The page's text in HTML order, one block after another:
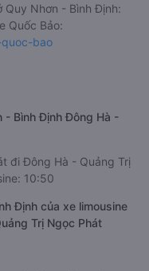
Quy Nhơn - Bình Định:
Quốc Bảo:
bao
- Bình Định Đông Hà -
đi Đông Hà - Quảng Trị
10:50
Định của xe limousine
Trị Ngọc Phát